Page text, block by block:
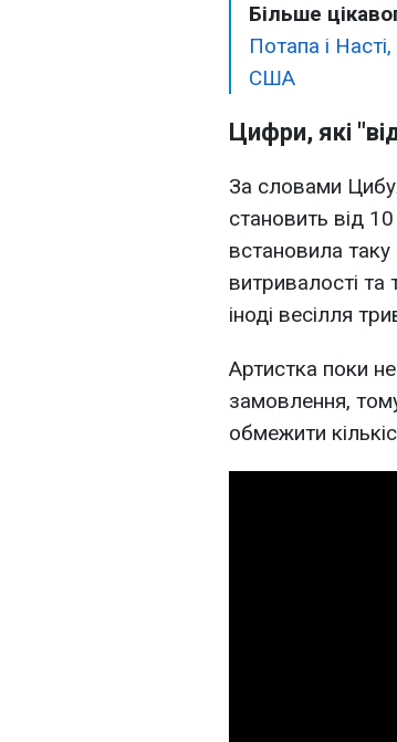
Більше
Потапа і
США
Цифри, які
За словами
становить від
встановила
витривалості
іноді весілля
Артистка поки
замовлення,
обмежити